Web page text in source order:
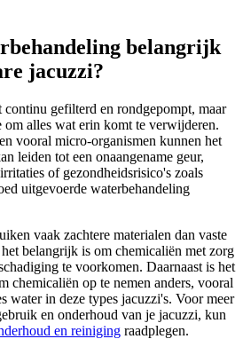
belangrijk
jacuzzi?
gefilterd en rondgepompt, maar
alles wat erin komt te verwijderen.
vooral micro-organismen kunnen het
leiden tot een onaangename geur,
of gezondheidsrisico's zoals
uitgevoerde waterbehandeling
vaak zachtere materialen dan vaste
belangrijk is om chemicaliën met zorg
te voorkomen. Daarnaast is het
chemicaliën op te nemen anders, vooral
water in deze types jacuzzi's. Voor meer
en onderhoud van je jacuzzi, kun
en reiniging raadplegen.